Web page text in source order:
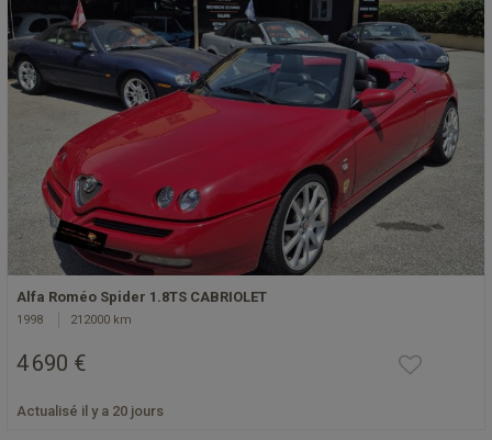
Alfa Roméo Spider 1.8TS CABRIOLET
1998 212000 km
4 690 €
Actualisé il y a 20 jours